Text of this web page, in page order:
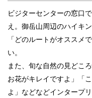
ビジターセンターの窓口
え。御岳山周辺のハイキ
「どのルートがオススメ
い。
また、旬な自然の見どこ
お花がキレイですよ」「
よ」などなどインタープ